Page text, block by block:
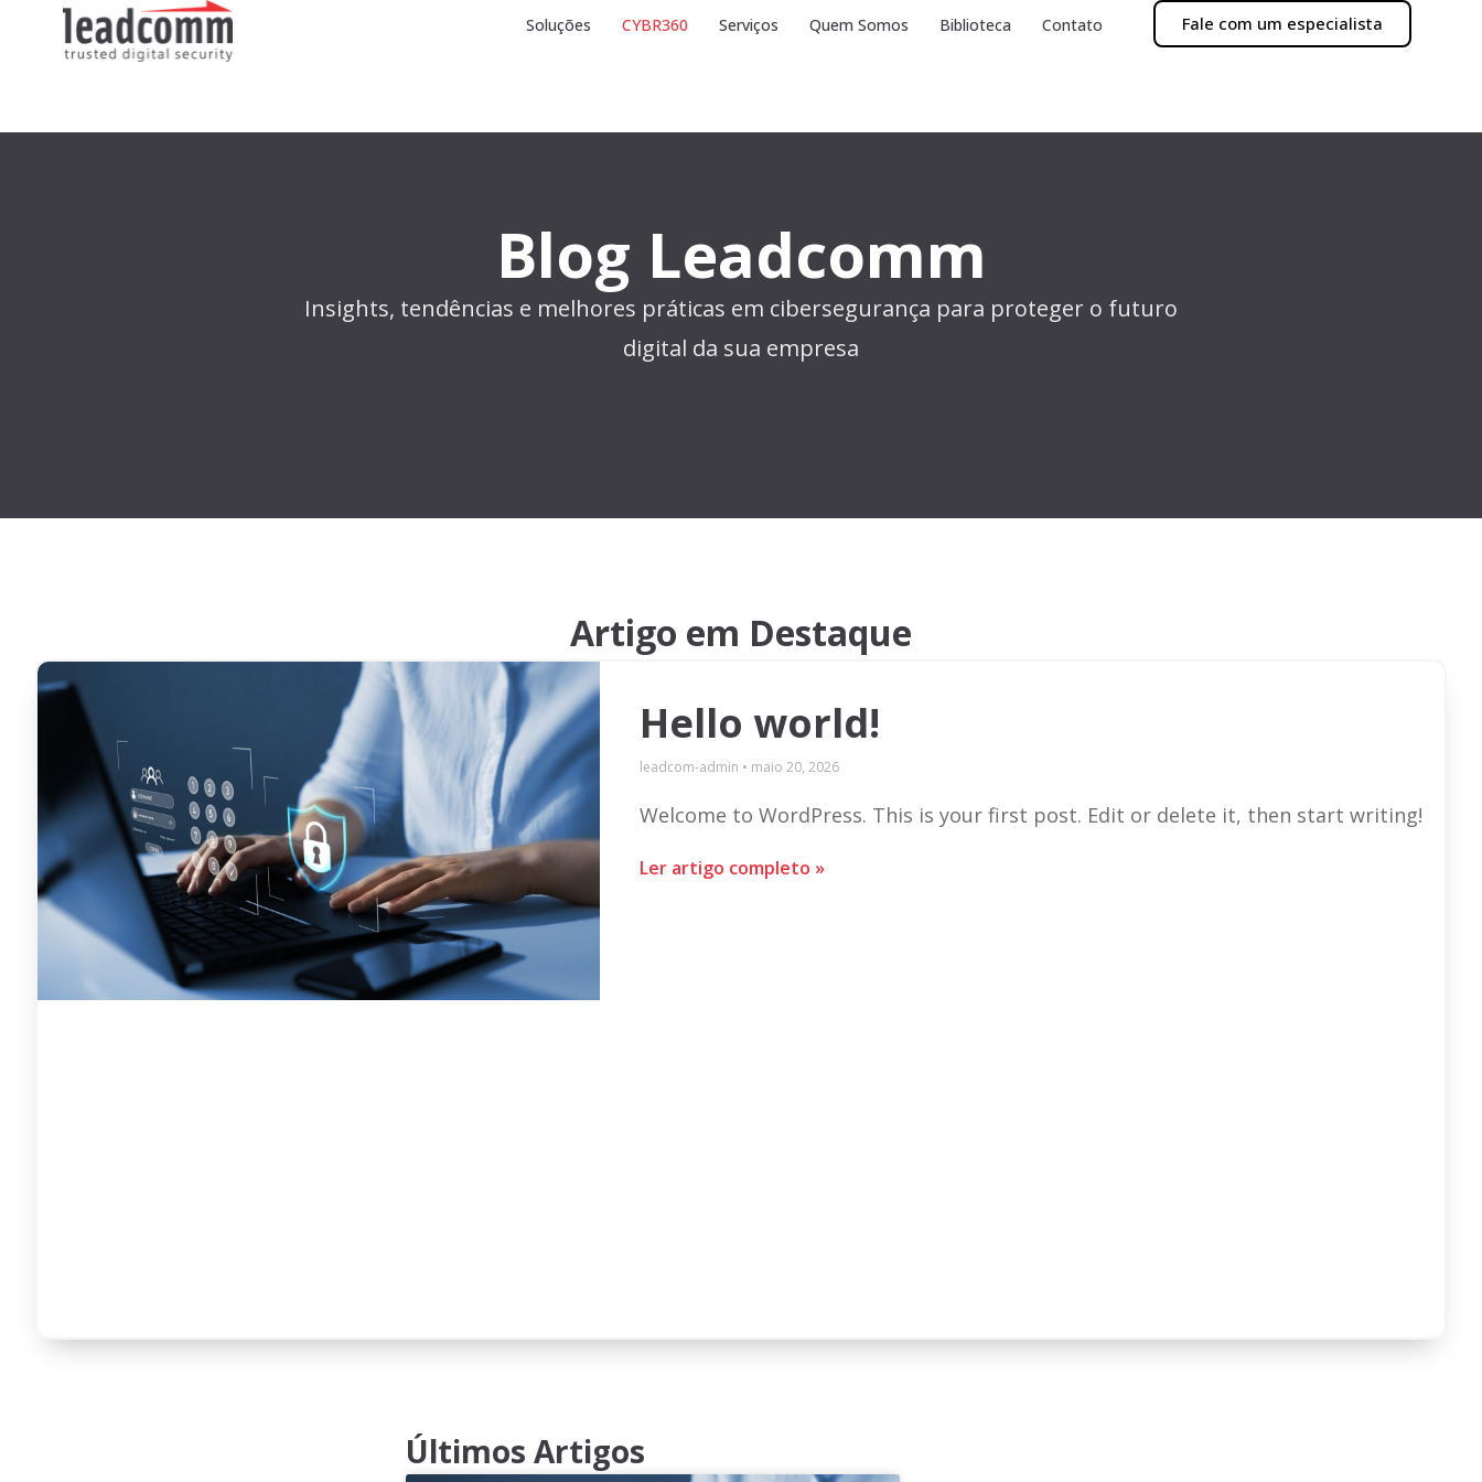
Soluções CYBR360 Serviços Quem Somos Biblioteca Contato Fale com um especialista
Blog Leadcomm
Insights, tendências e melhores práticas em cibersegurança para proteger o futuro
digital da sua empresa
Artigo em Destaque
Hello world!
leadcom-admin maio 20, 2026
Welcome to WordPress. This is your first post. Edit or delete it, then start writing!
Ler artigo completo »
Últimos Artigos